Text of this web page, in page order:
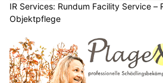
IR Services: Rundum Facility Service –
Objektpflege